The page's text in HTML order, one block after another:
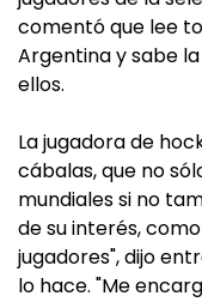
comentó que lee
Argentina y sabe
ellos.
La jugadora de
cábalas, que no
mundiales si no
de su interés,
jugadores", dijo
lo hace. "Me